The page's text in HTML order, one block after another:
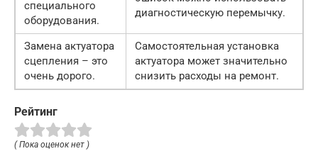
специального
оборудования.
диагностическую перемычку.
Замена актуатора
сцепления – это
очень дорого.
Самостоятельная установка
актуатора может значительно
снизить расходы на ремонт.
Рейтинг
( Пока оценок нет )